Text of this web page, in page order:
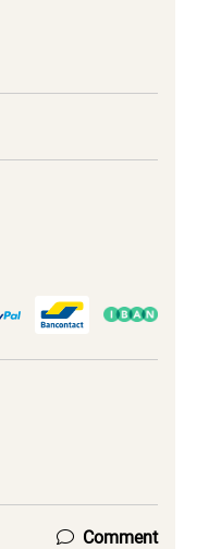
Comment